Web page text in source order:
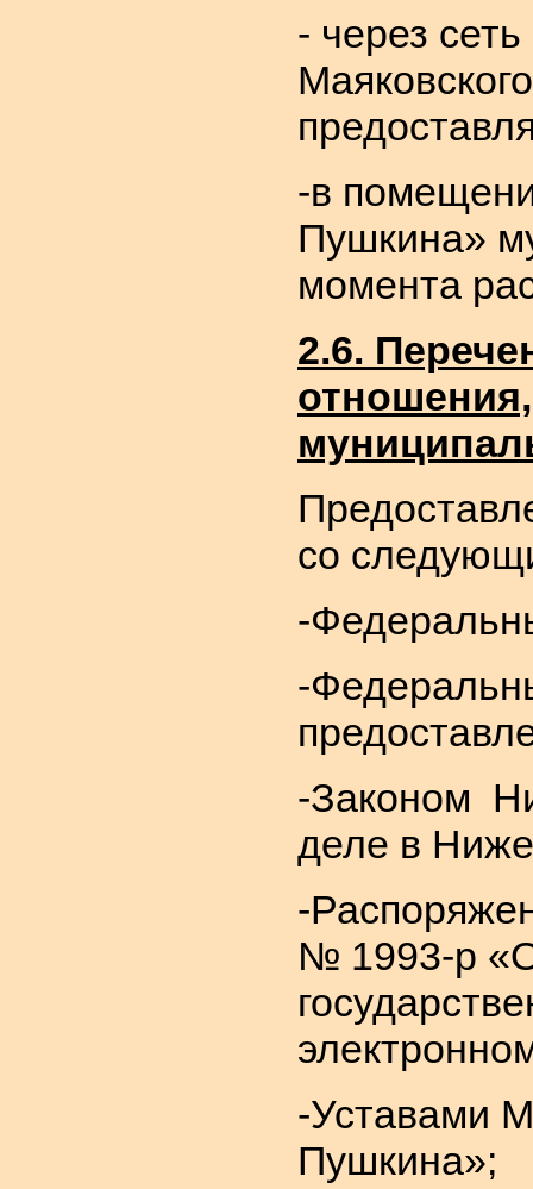
- через
-в
Пушкина»
момента
2.6.
со
-
-
-Законом
деле в
-
№ 1993-р
-Уставами
Пушкина»;